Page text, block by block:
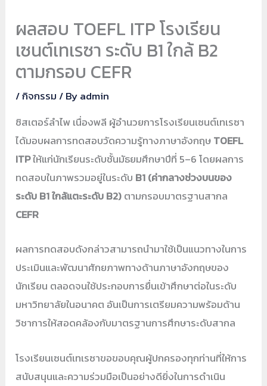
ผลสอบ TOEFL ITP โรงเรียน
เซนต์เทเรซา ระดับ B1 ใกล้ B2
ตามกรอบ CEFR
/กิจกรรม / Byadmin
ซิสเตอร์ลำไพ เนื่องพลี ผู้อำนวยการโรงเรียนเซนต์เทเรซา
ได้มอบผลการทดสอบวัดความรู้ทางภาษาอังกฤษTOEFL
ITPให้แก่นักเรียนระดับชั้นมัธยมศึกษาปีที่ 5–6 โดยผลการ
ทดสอบในภาพรวมอยู่ในระดับ B1 (ค่ากลางช่วงบนของ
ระดับ B1 ใกล้แตะระดับ B2)ตามกรอบมาตรฐานสากล
CEFR
ผลการทดสอบดังกล่าวสามารถนำมาใช้เป็นแนวทางในการ
ประเมินและพัฒนาศักยภาพทางด้านภาษาอังกฤษของ
นักเรียน ตลอดจนใช้ประกอบการยื่นเข้าศึกษาต่อในระดับ
มหาวิทยาลัยในอนาคต อันเป็นการเตรียมความพร้อมด้าน
วิชาการให้สอดคล้องกับมาตรฐานการศึกษาระดับสากล
โรงเรียนเซนต์เทเรซาขอขอบคุณผู้ปกครองทุกท่านที่ให้การ
สนับสนุนและความร่วมมือเป็นอย่างดียิ่งในการดำเนิน